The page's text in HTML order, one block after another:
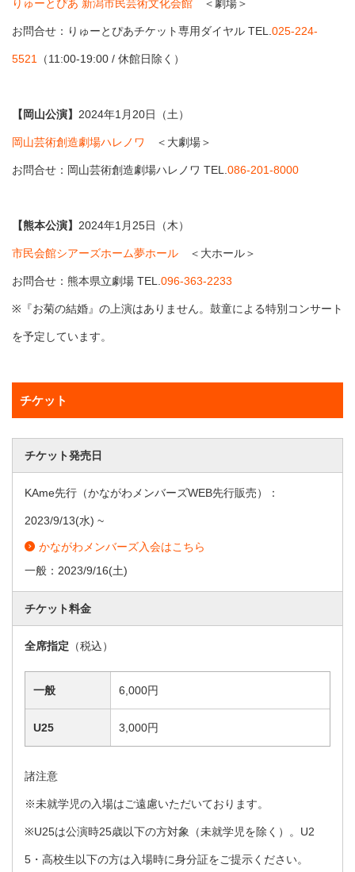
りゅーとぴあ 新潟市民芸術文化会館 ＜劇場＞
お問合せ：りゅーとぴあチケット専用ダイヤル TEL.025-224-
5521 （11:00-19:00 / 休館日除く）
【岡山公演】 2024年1月20日（土）
岡山芸術創造劇場ハレノワ ＜大劇場＞
お問合せ：岡山芸術創造劇場ハレノワ TEL.086-201-8000
【熊本公演】 2024年1月25日（木）
市民会館シアーズホーム夢ホール ＜大ホール＞
お問合せ：熊本県立劇場 TEL.096-363-2233
※『お菊の結婚』の上演はありません。鼓童による特別コンサート
を予定しています。
チケット
チケット発売日
KAme先行（かながわメンバーズWEB先行販売）：
2023/9/13(水) ~
かながわメンバーズ入会はこちら
一般： 2023/9/16(土)
チケット料金
全席指定 （税込）
一般 6,000円
U25 3,000円
諸注意
※未就学児の入場はご遠慮いただいております。
※U25は公演時25歳以下の方対象（未就学児を除く）。U2
5・高校生以下の方は入場時に身分証をご提示ください。